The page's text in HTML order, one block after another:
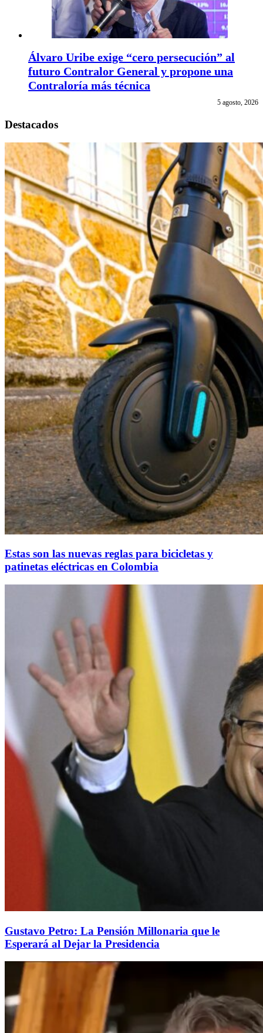
Álvaro Uribe exige “cero persecución” al
futuro Contralor General y propone una
Contraloría más técnica
5 agosto, 2026
Destacados
Estas son las nuevas reglas para bicicletas y
patinetas eléctricas en Colombia
Gustavo Petro: La Pensión Millonaria que le
Esperará al Dejar la Presidencia